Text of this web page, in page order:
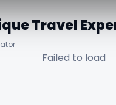
Travel
Failed to load